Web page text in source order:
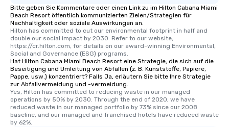
Bitte geben Sie Kommentare oder einen Link zu im Hilton Cabana Miami
Beach Resort öffentlich kommunizierten Zielen/Strategien für
Nachhaltigkeit oder soziale Auswirkungen an.
Hilton has committed to cut our environmental footprint in half and
double our social impact by 2030. Refer to our website,
https://cr.hilton.com, for details on our award-winning Environmental,
Social and Governance (ESG) programs.
Hat Hilton Cabana Miami Beach Resort eine Strategie, die sich auf die
Beseitigung und Umleitung von Abfällen (z. B. Kunststoffe, Papiere,
Pappe, usw.) konzentriert? Falls Ja, erläutern Sie bitte Ihre Strategie
zur Abfallvermeidung und -vermeidung.
Yes, Hilton has committed to reducing waste in our managed
operations by 50% by 2030. Through the end of 2020, we have
reduced waste in our managed portfolio by 73% since our 2008
baseline, and our managed and franchised hotels have reduced waste
by 62%.